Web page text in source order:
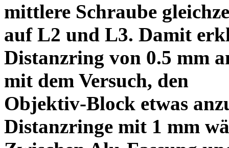
mittlere Schraube
auf L2 und L3. Damit
Distanzring von 0.5 mm
mit dem Versuch, den
Objektiv-Block etwas
Distanzringe mit 1 mm